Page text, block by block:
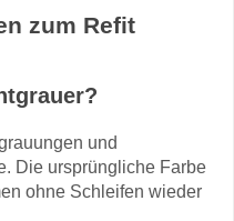
zum Refit
und
Die ursprüngliche Farbe
ohne Schleifen wieder